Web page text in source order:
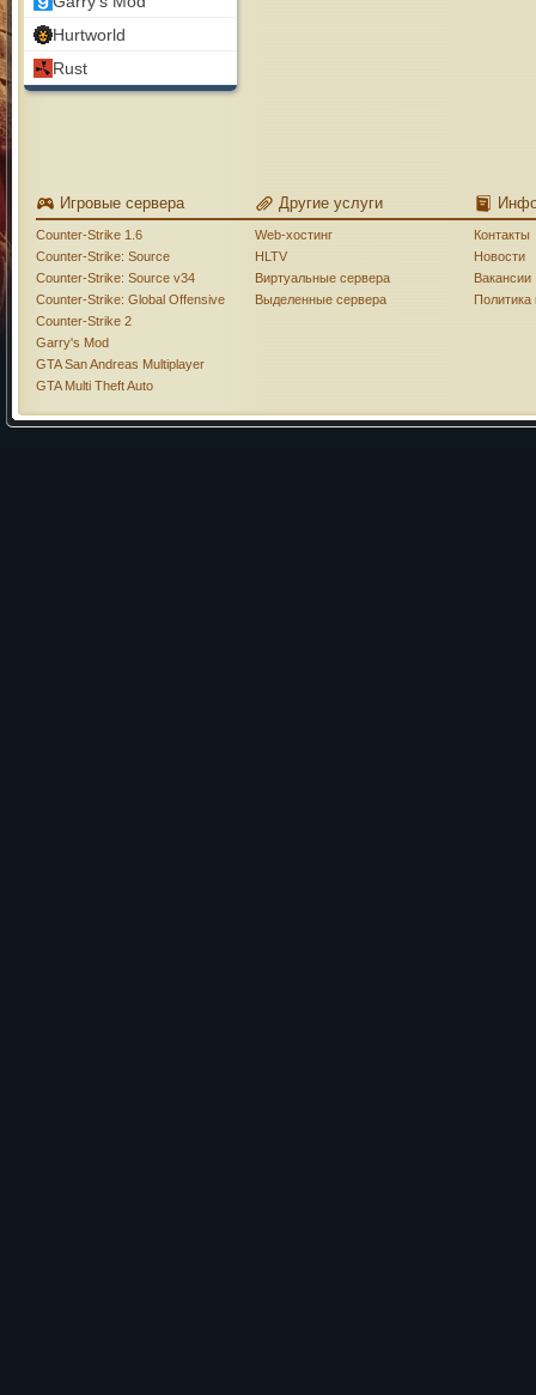
Hurtworld
Rust
Игровые сервера
Counter-Strike 1.6
Counter-Strike: Source
Counter-Strike: Source v34
Counter-Strike: Global Offensive
Counter-Strike 2
Garry's Mod
GTA San Andreas Multiplayer
GTA Multi Theft Auto
Другие услуги
Web-хостинг
HLTV
Виртуальные сервера
Выделенные сервера
Контакты
Новости
Вакансии
Политика